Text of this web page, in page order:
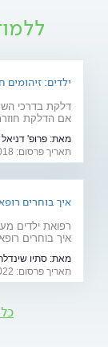
ילדים:
דלקת בדרכי
אם הדלקת
מאת: פרופ'
תאריך פרסום: 12/07/2018
איך בוחרים רופא ילדים? 5 טיפים
רפואת ילדים
איך בוחרים
מאת: סתיו
תאריך פרסום: 13/01/2022